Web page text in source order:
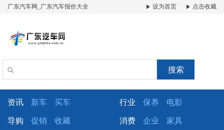
广东汽车网_广东汽车报价大全 设为首页 点击收藏
搜索
资讯 新车 买车 行业 保养 电影
导购 促销 收藏 消费 企业 家具